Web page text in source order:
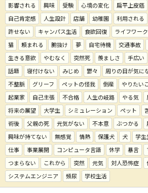
影響される
興味 受験 心境の変化 扁平上皮癌
自己肯定感
人生設計 店舗 幼稚園 利用される
許せない
キャンパス生活 食欲回復 ライフワーク
猫
頼まれる 腑抜け 夢 自宅待機 交通事故
生きる意欲
やむなく 突然死 羨ましさ 手広い
話題
寝付けない みじめ 鬱々 周りの目が気に
不整脈
グリーフ ペットの怪我 倒産 やりたい
起業家
自己主張 不合格 人生の岐路 やる気
将来の展望
大学生 シミュレーション ペット
術後
父親の死 元気がない 不本意 ぶつかる
興味が持てない
無感覚 情熱 保護犬 犬 学生
仕事
事業展開 コンピュータ言語 休学 暴言
つまらない
これから 突然 元気 対人恐怖症
システムエンジニア
頻尿 学校生活